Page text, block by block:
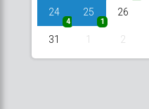
24
4
25
1
26
31 1 2